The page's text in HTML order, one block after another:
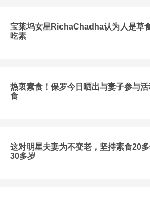
宝莱坞女星RichaChadha认为人是草
吃素
热衷素食！保罗今日晒出与妻子参与
食
这对明星夫妻为不变老，坚持素食20
30多岁